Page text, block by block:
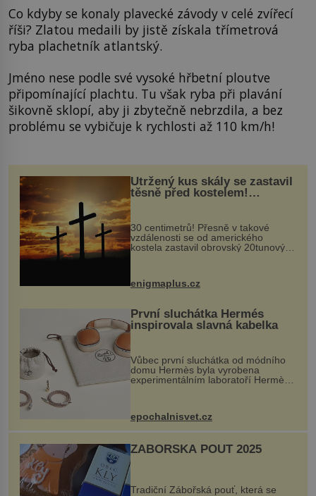
Co kdyby se konaly plavecké závody v celé zvířecí
říši? Zlatou medaili by jistě získala třímetrová
ryba plachetník atlantský.
Jméno nese podle své vysoké hřbetní ploutve
připomínající plachtu. Tu však ryba při plavání
šikovně sklopí, aby ji zbytečně nebrzdila, a bez
problému se vybičuje k rychlosti až 110 km/h!
Utržený kus skály se zastavil
těsně před kostelem!
Ochránila ho boží síla?
30 centimetrů! Přesně v takové
vzdálenosti se od amerického
kostela zastavil obrovský 20tunový
...
enigmaplus.cz
První sluchátka Hermés
inspirovala slavná kabelka
Vůbec první sluchátka od módního
domu Hermès byla vyrobena
experimentálním laboratoří Hermès
kovový...
epochalnisvet.cz
ZÁBOŘSKÁ POUŤ 2025
Tradiční Zábořská pouť, která se